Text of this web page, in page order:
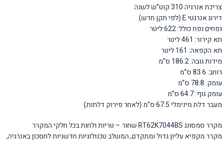
צריכת אנרגיה 310 קוט”ש לשנה
דירוג אנרגטי E (לפי תקן חדש)
נפחים נפח כולל: 622 ליטר
תא קירור: 461 ליטר
תא הקפאה: 161 ליטר
מידות גובה: 186.2 ס”מ
רוחב: 83.6 ס”מ
עומק: 78.8 ס”מ
עומק גוף: 64.7 ס”מ
מעבר דלת מינימלי 67.5 ס”מ (לאחר פירוק דלתות)
מקרר סמסונג RT62K7044BS שחור – טריות ולחות בכל חלקי המקרר
מקרר מקפיא עליון גדול ומתקדם, המשלב טכנולוגיות חדשניות לחסכון באנרגיה,